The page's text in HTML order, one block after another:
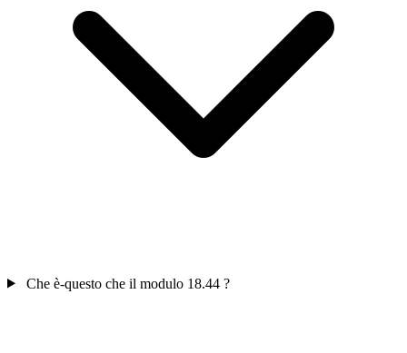
Che è-questo che il modulo 18.44 ?